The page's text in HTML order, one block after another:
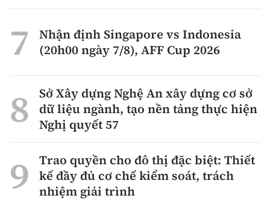
Nhận định Singapore vs Indonesia
(20h00 ngày 7/8), AFF Cup 2026
Sở Xây dựng Nghệ An xây dựng cơ sở
dữ liệu ngành, tạo nền tảng thực hiện
Nghị quyết 57
Trao quyền cho đô thị đặc biệt: Thiết
kế đầy đủ cơ chế kiểm soát, trách
nhiệm giải trình